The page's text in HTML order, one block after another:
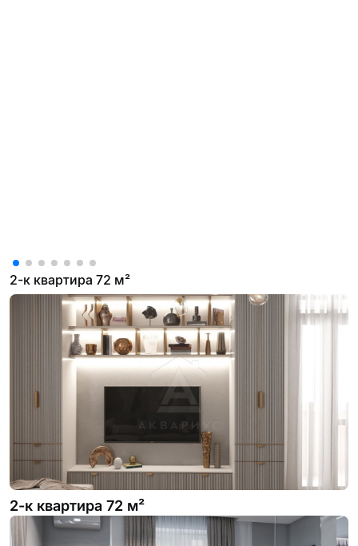
2-к квартира 72 м²
2-к квартира 72 м²